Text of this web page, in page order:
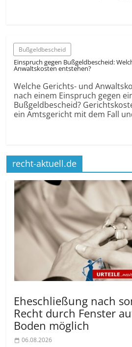
Bußgeldbescheid
Einspruch gegen Bußgeldbescheid:
Anwaltskosten entstehen?
Welche Gerichts- und
nach einem Einspruch gegen
Bußgeldbescheid?
ein Amtsgericht mit dem Fall
recht-aktuell.de
Eheschließung nach
Recht durch Fenster
Boden möglich
06.08.2026